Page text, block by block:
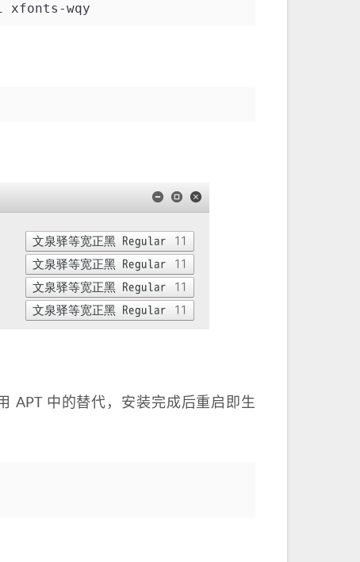
wqy
中的替代，安装完成后重启即生